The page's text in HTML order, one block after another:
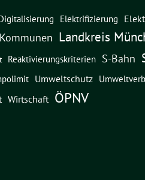
Elektrifizierung
Kommunen Landkreis
Reaktivierungskriterien S-Bahn
Umweltschutz
Wirtschaft ÖPNV